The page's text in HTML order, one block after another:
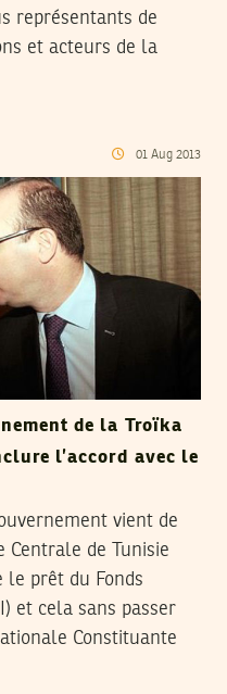
représentants de
et acteurs de la
01 Aug 2013
de la Troïka
l’accord avec le
vient de
Centrale de Tunisie
le prêt du Fonds
et cela sans passer
Constituante